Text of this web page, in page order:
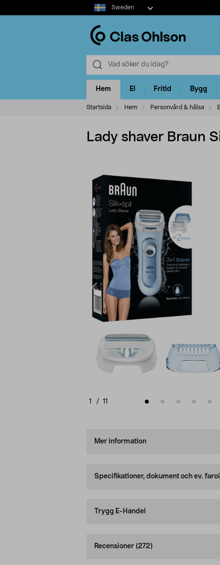
Select
market
Sweden
Hem El Fritid Bygg
Startsida Hem Personvård & hälsa
Lady shaver Braun
1 / 11
Mer information
Specifikationer, dokument och ev.
Trygg E-Handel
Recensioner (272)